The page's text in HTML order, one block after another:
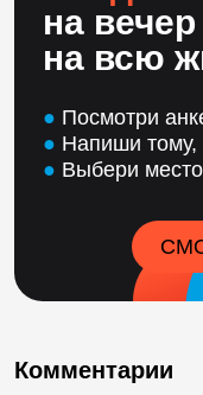
на
на всю
● Посмотри
● Напиши тому,
● Выбери
Комментарии